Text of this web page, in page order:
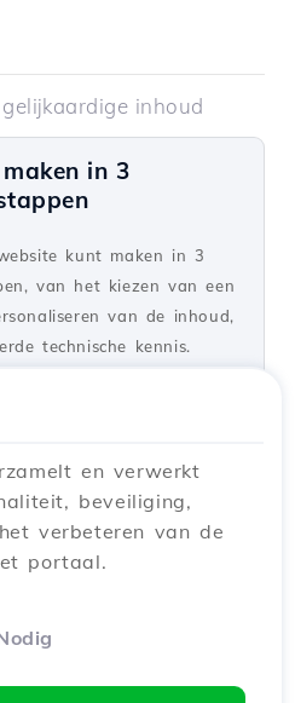
inhoud
in 3
kunt maken in 3
van het kiezen van een
van de inhoud,
technische kennis.
Core Web Vitals
Core Web Vitals-waarden
en verwerkt
beveiliging,
verbeteren van de
portaal.